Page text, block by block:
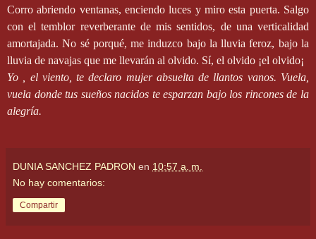
Corro abriendo ventanas, enciendo luces y miro esta puerta. Salgo
con el temblor reverberante de mis sentidos, de una verticalidad
amortajada. No sé porqué, me induzco bajo la lluvia feroz, bajo la
lluvia de navajas que me llevarán al olvido. Sí, el olvido ¡el olvido¡
Yo , el viento, te declaro mujer absuelta de llantos vanos. Vuela,
vuela donde tus sueños nacidos te esparzan bajo los rincones de la
alegría.
DUNIA SANCHEZ PADRON en 10:57 a. m.
No hay comentarios:
Compartir